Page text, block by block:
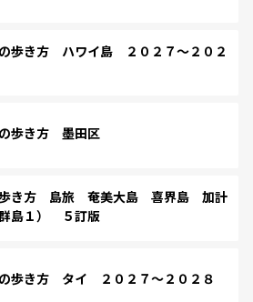
歩き方 ハワイ島 ２０２７～２０２
歩き方 墨田区
き方 島旅 奄美大島 喜界島 加計
島１） ５訂版
歩き方 タイ ２０２７～２０２８